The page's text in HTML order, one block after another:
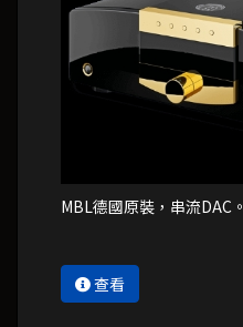
MBL德國原裝，串流DAC。
查看